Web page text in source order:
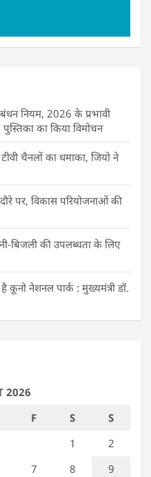
नियम, 2026 के प्रभावी
पुस्तिका का किया विमोचन
चैनलों का धमाका, जियो ने
पर, विकास परियोजनाओं की
बिजली की उपलब्धता के लिए
कूनो नेशनल पार्क : मुख्यमंत्री डॉ.
2026
F S
S
1
2
7 8 9